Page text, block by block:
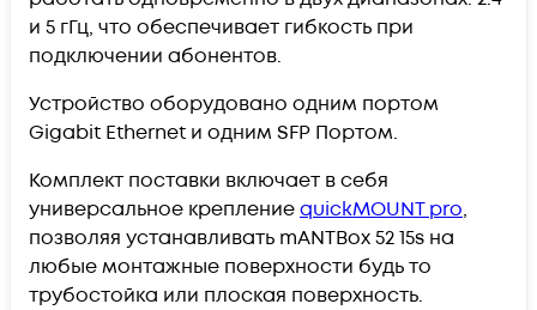
и 5 гГц, что обеспечивает гибкость при
подключении абонентов.
Устройство оборудовано одним портом
Gigabit Ethernet и одним SFP Портом.
Комплект поставки включает в себя
универсальное креплениеquickMOUNT pro,
позволяя устанавливать mANTBox 52 15s на
любые монтажные поверхности будь то
трубостойка или плоская поверхность.